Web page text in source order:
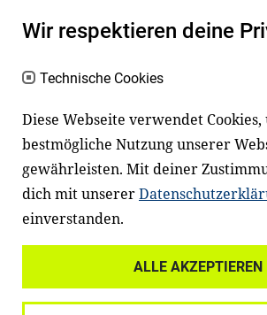
haben aber große
an Familien sowie an
Lehrer*innen und andere
Fachexpert*innen. Dafür
mit Ministerien,
Einrichtungen, Verbänden,
und anderen Stiftungen
Wir respektieren deine
Technische Cookies
Diese Webseite verwendet
bestmögliche Nutzung unserer
gewährleisten. Mit deiner
dich mit unserer
einverstanden.
ALLE AKZEPTIEREN